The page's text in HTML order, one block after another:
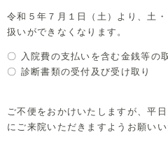
令和５年７月１日（土）より、土
扱いができなくなります。
〇 入院費の支払いを含む金銭等の
〇 診断書類の受付及び受け取り
ご不便をおかけいたしますが、平
にご来院いただきますようお願いい